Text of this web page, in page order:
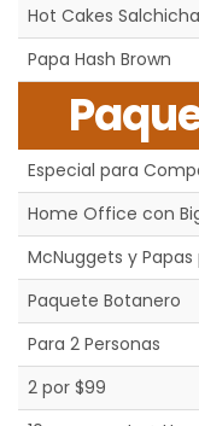
Hot Cakes Salchicha
Papa Hash Brown
Especial para
Home Office con
McNuggets y
Paquete Botanero
Para 2 Personas
2 por $99